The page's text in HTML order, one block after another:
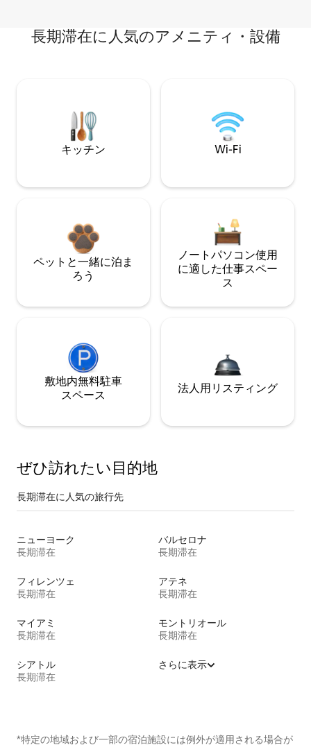
長期滞在に人気のアメニティ・設備
キッチン Wi-Fi
ペットと一緒に泊ま
ろう
ノートパソコン使用
に適した仕事スペー
ス
敷地内無料駐⁠車
ス⁠ペ⁠ー⁠ス
法人用リスティング
ぜひ訪⁠れ⁠た⁠い目⁠的⁠地
長期滞在に人気の旅行先
ニューヨーク
長期滞在
バルセロナ
長期滞在
フィレンツェ
長期滞在
アテネ
長期滞在
マイアミ
長期滞在
モントリオール
長期滞在
シアトル
長期滞在
さらに表示
*特定の地域および一部の宿泊施設には例外が適用される場合が